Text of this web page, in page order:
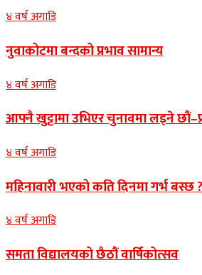
४ वर्ष अगाडि
नुवाकोटमा बन्दको प्रभाव सामान्य
४ वर्ष अगाडि
आफ्नै खुट्टामा उभिएर चुनावमा लड्ने
४ वर्ष अगाडि
महिनावारी भएको कति दिनमा गर्भ बस्छ ?
४ वर्ष अगाडि
समता विद्यालयको छैठौं वार्षिकोत्सव